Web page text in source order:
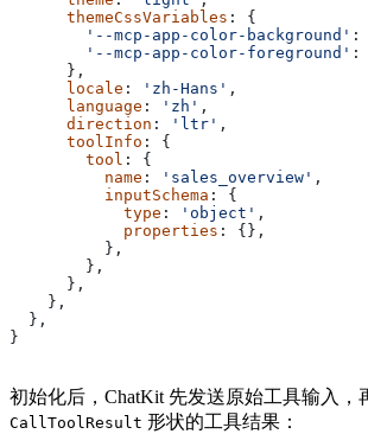
      themeCssVariables
: {
        '--mcp-app-color-background'
:
        '--mcp-app-color-foreground'
:
      },
      locale
: 'zh-Hans' ,
      language
: 'zh' ,
      direction
: 'ltr' ,
      toolInfo
: {
        tool
: {
          name
: 'sales_overview' ,
          inputSchema
: {
            type
: 'object' ,
            properties
: {},
          },
        },
      },
    },
  },
}
初始化后，ChatKit 先发送原始工具输入，
CallToolResult 形状的工具结果：